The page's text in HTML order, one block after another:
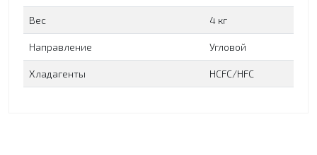
Вес 4 кг
Направление Угловой
Хладагенты HCFC/HFC